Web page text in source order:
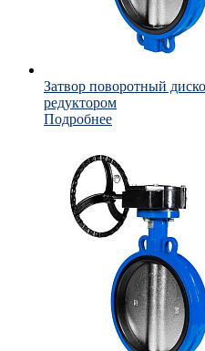
Затвор поворотный
редуктором
Подробнее